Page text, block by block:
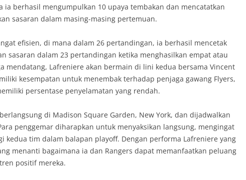
ia berhasil mengumpulkan 10 upaya tembakan dan mencatatkan
sasaran dalam masing-masing pertemuan.
efisien, di mana dalam 26 pertandingan, ia berhasil mencetak
sasaran dalam 23 pertandingan ketika menghasilkan empat atau
mendatang, Lafreniere akan bermain di lini kedua bersama Vincent
kesempatan untuk menembak terhadap penjaga gawang Flyers,
persentase penyelamatan yang rendah.
di Madison Square Garden, New York, dan dijadwalkan
penggemar diharapkan untuk menyaksikan langsung, mengingat
kedua tim dalam balapan playoff. Dengan performa Lafreniere yang
menanti bagaimana ia dan Rangers dapat memanfaatkan peluang
positif mereka.